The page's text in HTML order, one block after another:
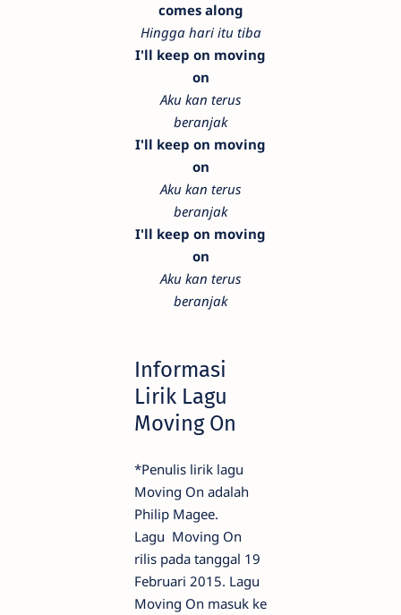
comes along
Hingga hari itu tiba
I'll keep on moving
on
Aku kan terus
beranjak
I'll keep on moving
on
Aku kan terus
beranjak
I'll keep on moving
on
Aku kan terus
beranjak
Informasi
Lirik Lagu
Moving On
*Penulis lirik lagu
Moving On adalah
Philip Magee.
Lagu Moving On
rilis pada tanggal 19
Februari 2015. Lagu
Moving On masuk ke